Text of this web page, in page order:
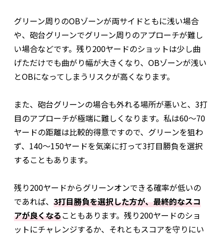
グリーン周りのOBゾーンが両サイドともに浅い場合
や、砲台グリーンでグリーン周りのアプローチが難し
い場合などです。残り200ヤードのショットは少し曲
げただけでも曲がり幅が大きくなり、OBゾーンが浅い
とOBになってしまうリスクが高くなります。
また、砲台グリーンの場合も外れる場所が悪いと、3打
目のアプローチが極端に難しくなります。私は60〜70
ヤードの距離は比較的得意ですので、グリーンを狙わ
ず、140〜150ヤードを気楽に打って3打目勝負を選択
することもあります。
残り200ヤードからグリーンオンできる確率が低いの
であれば、 3打目勝負を選択した方が、最終的なスコ
アが良くなることもあります。残り200ヤードのショ
ットにチャレンジするか、それともスコアを守りにい